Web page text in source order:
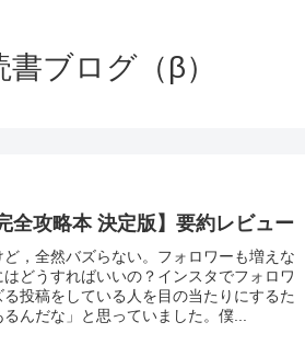
書ブログ（β）
全攻略本 決定版】要約レビュー
，全然バズらない。フォロワーも増えな
どうすればいいの？インスタでフォロワ
投稿をしている人を目の当たりにするた
んだな」と思っていました。僕...